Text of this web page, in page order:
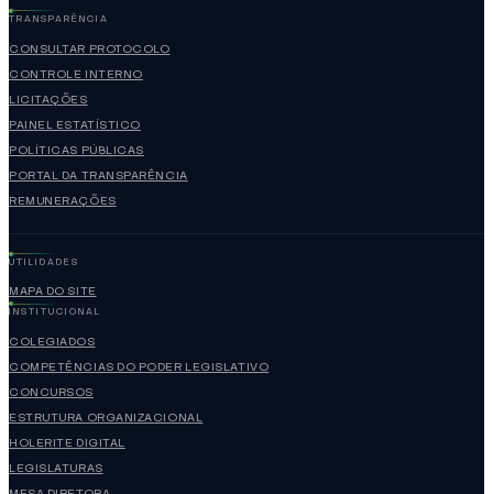
TRANSPARÊNCIA
CONSULTAR PROTOCOLO
CONTROLE INTERNO
LICITAÇÕES
PAINEL ESTATÍSTICO
POLÍTICAS PÚBLICAS
PORTAL DA TRANSPARÊNCIA
REMUNERAÇÕES
UTILIDADES
MAPA DO SITE
INSTITUCIONAL
COLEGIADOS
COMPETÊNCIAS DO PODER LEGISLATIVO
CONCURSOS
ESTRUTURA ORGANIZACIONAL
HOLERITE DIGITAL
LEGISLATURAS